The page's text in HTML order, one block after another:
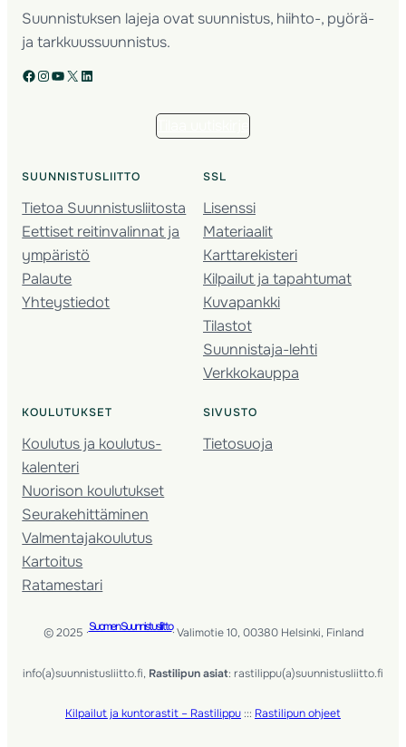
Suunnistuksen lajeja ovat suunnistus, hiihto-, pyörä-
ja tarkkuussuunnistus.
Facebook Instagram YouTube X LinkedIn
SUUNNISTUSLIITTO
Tietoa Suunnistusliitosta
Eettiset reitinvalinnat ja
ympäristö
Palaute
Yhteystiedot
SSL
Lisenssi
Materiaalit
Karttarekisteri
Kilpailut ja tapahtumat
Kuvapankki
Tilastot
Suunnistaja-lehti
Verkkokauppa
KOULUTUKSET
Koulutus ja koulutus­
kalenteri
Nuorison koulutukset
Seura­kehittäminen
Valmentaja­koulutus
Kartoitus
Ratamestari
SIVUSTO
Tietosuoja
© 2025 ·Suomen Suunnistusliitto· Valimotie 10, 00380 Helsinki, Finland
info(a)suunnistusliitto.fi, Rastilipun asiat: rastilippu(a)suunnistusliitto.fi
Kilpailut ja kuntorastit – Rastilippu ::: Rastilipun ohjeet